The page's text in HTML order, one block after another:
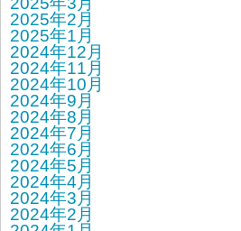
2025年2月
2025年1月
2024年12月
2024年11月
2024年10月
2024年9月
2024年8月
2024年7月
2024年6月
2024年5月
2024年4月
2024年3月
2024年2月